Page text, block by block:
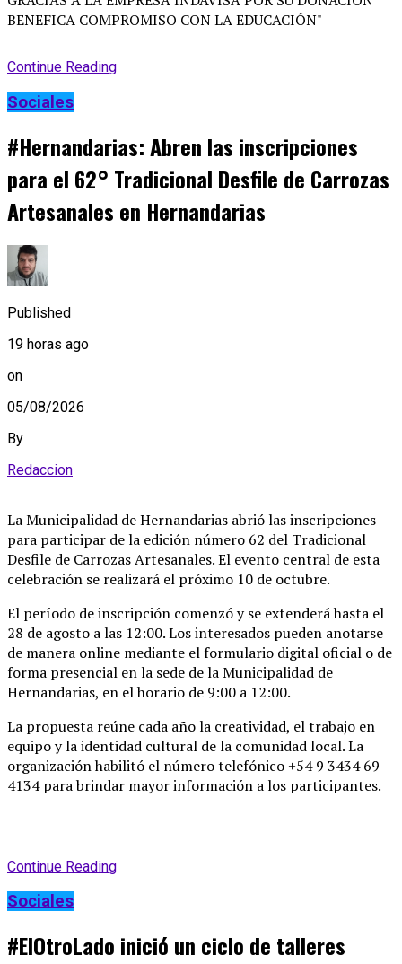
Continue Reading
Sociales
#Hernandarias: Abren las inscripciones
para el 62° Tradicional Desfile de Carrozas
Artesanales en Hernandarias
Published
19 horas ago
on
05/08/2026
By
Redaccion
La Municipalidad de Hernandarias abrió las inscripciones
para participar de la edición número 62 del Tradicional
Desfile de Carrozas Artesanales. El evento central de esta
celebración se realizará el próximo 10 de octubre.
El período de inscripción comenzó y se extenderá hasta el
28 de agosto a las 12:00. Los interesados pueden anotarse
de manera online mediante el formulario digital oficial o de
forma presencial en la sede de la Municipalidad de
Hernandarias, en el horario de 9:00 a 12:00.
La propuesta reúne cada año la creatividad, el trabajo en
equipo y la identidad cultural de la comunidad local. La
organización habilitó el número telefónico +54 9 3434 69-
4134 para brindar mayor información a los participantes.
Continue Reading
Sociales
#ElOtroLado inició un ciclo de talleres